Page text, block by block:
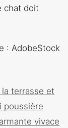
chat doit
: AdobeStock
terrasse et
poussière
vivace